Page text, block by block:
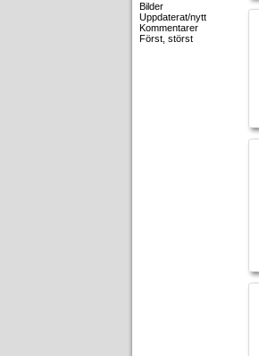
Bilder
Uppdaterat/nytt
Kommentarer
Först, störst